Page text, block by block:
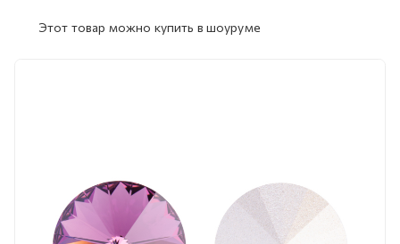
Этот товар можно купить в шоуруме